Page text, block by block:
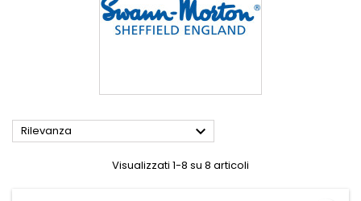
Rilevanza 
Visualizzati 1-8 su 8 articoli